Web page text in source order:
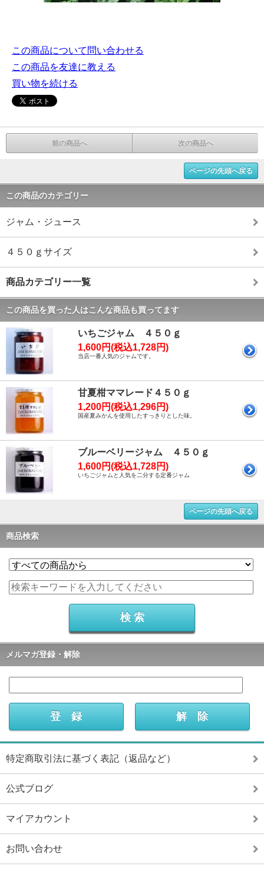
この商品について問い合わせる
この商品を友達に教える
買い物を続ける
前の商品へ 次の商品へ
ページの先頭へ戻る
この商品のカテゴリー
ジャム・ジュース
４５０ｇサイズ
商品カテゴリー一覧
この商品を買った人はこんな商品も買ってます
いちごジャム ４５０ｇ
1,600円(税込1,728円)
当店一番人気のジャムです。
甘夏柑ママレード４５０ｇ
1,200円(税込1,296円)
国産夏みかんを使用したすっきりとした味。
ブルーベリージャム ４５０ｇ
1,600円(税込1,728円)
いちごジャムと人気を二分する定番ジャム
ページの先頭へ戻る
商品検索
メルマガ登録・解除
特定商取引法に基づく表記（返品など）
公式ブログ
マイアカウント
お問い合わせ